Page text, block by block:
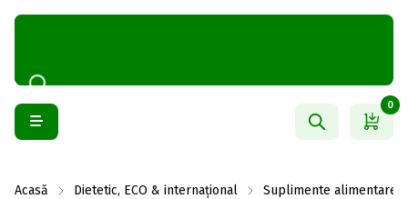
0
Acasă Dietetic, ECO & internațional Suplimente alimentare